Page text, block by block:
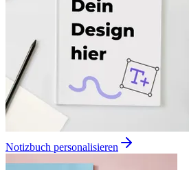
Notizbuch personalisieren